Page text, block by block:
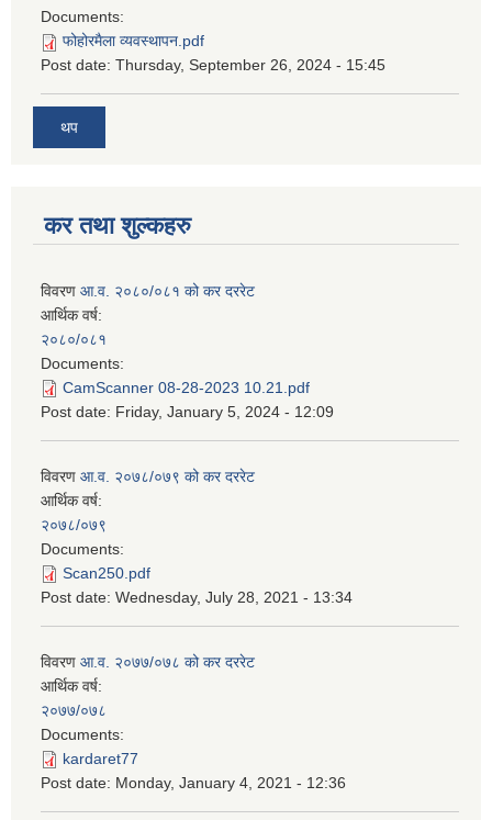
Documents:
फोहोरमैला व्यवस्थापन.pdf
Post date: Thursday, September 26, 2024 - 15:45
थप
कर तथा शुल्कहरु
विवरण आ.व. २०८०/०८१ को कर दररेट
आर्थिक वर्ष:
२०८०/०८१
Documents:
CamScanner 08-28-2023 10.21.pdf
Post date: Friday, January 5, 2024 - 12:09
विवरण आ.व. २०७८/०७९ को कर दररेट
आर्थिक वर्ष:
२०७८/०७९
Documents:
Scan250.pdf
Post date: Wednesday, July 28, 2021 - 13:34
विवरण आ.व. २०७७/०७८ को कर दररेट
आर्थिक वर्ष:
२०७७/०७८
Documents:
kardaret77
Post date: Monday, January 4, 2021 - 12:36